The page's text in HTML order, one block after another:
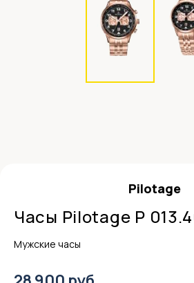
Pilotage
Часы Pilotage P
Мужские часы